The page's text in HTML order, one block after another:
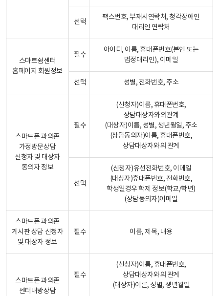
선택
팩스번호, 부재시연락처, 청각장애인
대리인 연락처
스마트쉼센터
홈페이지 회원정보
필수
아이디, 이름, 휴대폰번호(본인 또는
법정대리인), 이메일
선택 성별, 전화번호, 주소
스마트폰 과의존
가정방문상담
신청자 및 대상자
동의자 정보
필수
(신청자)이름, 휴대폰번호,
상담대상자와의관계
(대상자)이름, 성별, 생년월일, 주소
(상담동의자)이름, 휴대폰번호,
상담대상자와의 관계
선택
(신청자)유선전화번호, 이메일
(대상자)휴대폰번호, 전화번호,
학생일경우 학제 정보(학교/학년)
(상담동의자)이메일
스마트폰 과의존
게시판 상담 신청자
및 대상자 정보
필수 이름, 제목, 내용
스마트폰 과의존
센터내방상담
필수
(신청자)이름, 휴대폰번호,
상담대상자와의 관계
(대상자)이른, 성별, 생년월일